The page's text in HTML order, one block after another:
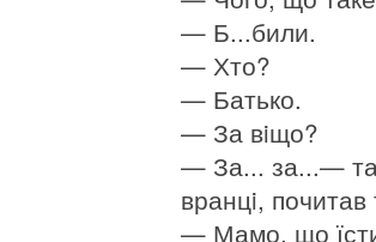
— Б...били.
— Хто?
— Батько.
— За вiщо?
— За... за...— та
вранцi,
— Мамо, що